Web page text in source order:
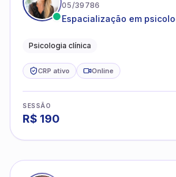
05/39786
Espacialização em
Psicologia clínica
CRP ativo Online
SESSÃO
R$ 190